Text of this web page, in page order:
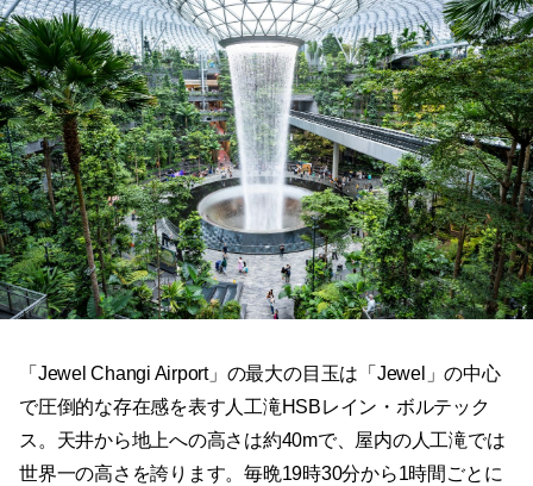
「Jewel Changi Airport」の最大の目玉は「Jewel」の中心
で圧倒的な存在感を表す人工滝HSBレイン・ボルテック
ス。天井から地上への高さは約40mで、屋内の人工滝では
世界一の高さを誇ります。毎晩19時30分から1時間ごとに